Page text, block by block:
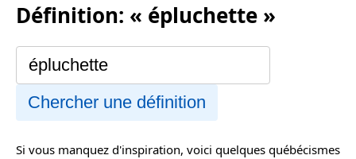
Définition: « épluchette »
Chercher une définition
Si vous manquez d'inspiration, voici quelques québécismes